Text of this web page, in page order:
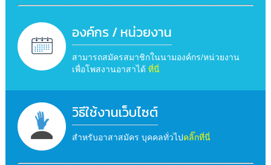
องค์กร / หน่วยงาน
สามารถสมัครสมาชิกในนามองค์กร/หน่วยงาน
เพื่อโพสงานอาสาได้ ที่นี่
วิธีใช้งานเว็บไซต์
สำหรับอาสาสมัคร บุคคลทั่วไปคลิ๊กที่นี่